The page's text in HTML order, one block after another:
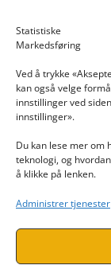
Statistiske
Markedsføring
Ved å trykke
kan også velge
innstillinger ved
innstillinger».
Du kan lese mer om
teknologi, og
å klikke på lenken.
Administrer tjenester